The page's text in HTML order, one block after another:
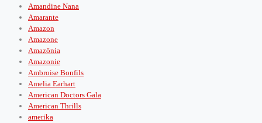
Amandine Nana
Amarante
Amazon
Amazone
Amazônia
Amazonie
Ambroise Bonfils
Amelia Earhart
American Doctors Gala
American Thrills
amerika